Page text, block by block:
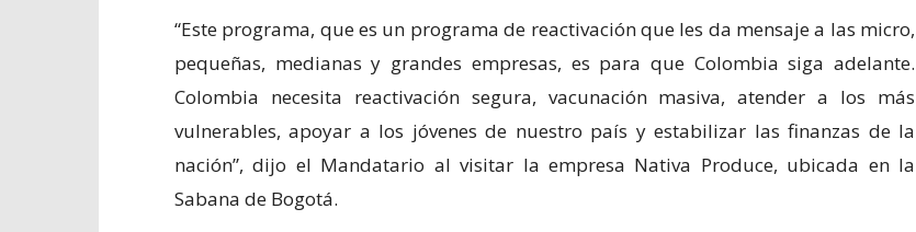
“Este programa, que es un programa de reactivación que les da mensaje a las micro,
pequeñas, medianas y grandes empresas, es para que Colombia siga adelante.
Colombia necesita reactivación segura, vacunación masiva, atender a los más
vulnerables, apoyar a los jóvenes de nuestro país y estabilizar las finanzas de la
nación”, dijo el Mandatario al visitar la empresa Nativa Produce, ubicada en la
Sabana de Bogotá.